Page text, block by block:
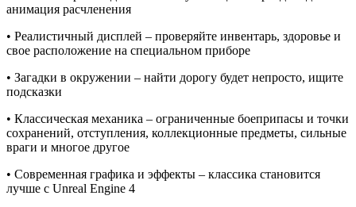
анимация расчленения
• Реалистичный дисплей – проверяйте инвентарь, здоровье и
свое расположение на специальном приборе
• Загадки в окружении – найти дорогу будет непросто, ищите
подсказки
• Классическая механика – ограниченные боеприпасы и точки
сохранений, отступления, коллекционные предметы, сильные
враги и многое другое
• Современная графика и эффекты – классика становится
лучше с Unreal Engine 4